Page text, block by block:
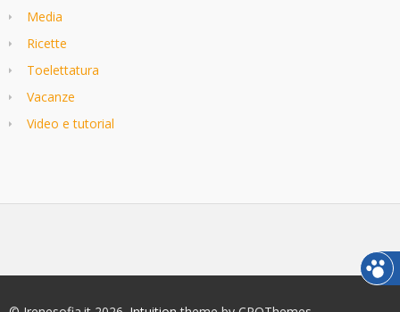
Media
Ricette
Toelettatura
Vacanze
Video e tutorial